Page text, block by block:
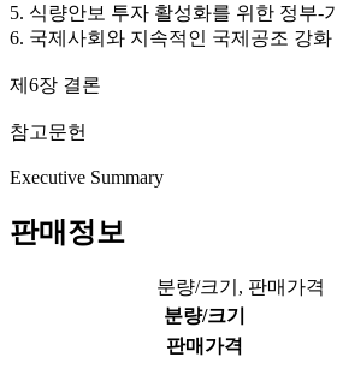
5. 식량안보 투자 활성화를 위한 정부-
6. 국제사회와 지속적인 국제공조 강화
제6장 결론
참고문헌
Executive Summary
판매정보
분량/크기, 판매가격
분량/크기
판매가격